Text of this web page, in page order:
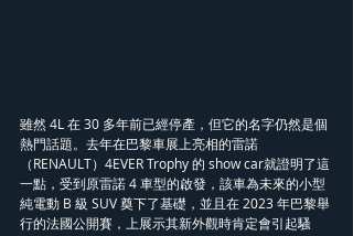
雖然 4L 在 30 多年前已經停產，但它的名字仍然是個
熱門話題。去年在巴黎車展上亮相的雷諾
（RENAULT）4EVER Trophy 的 show car就證明了這
一點，受到原雷諾 4 車型的啟發，該車為未來的小型
純電動 B 級 SUV 奠下了基礎，並且在 2023 年巴黎舉
行的法國公開賽，上展示其新外觀時肯定會引起騷